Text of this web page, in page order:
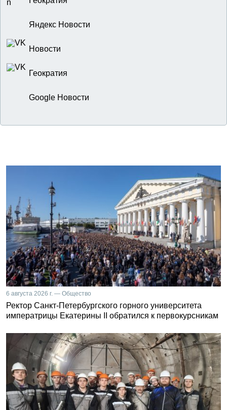
Яндекс Новости
Новости
Геократия
Google Новости
6 августа 2026 г. — Общество
Ректор Санкт-Петербургского горного университета
императрицы Екатерины II обратился к первокурсникам